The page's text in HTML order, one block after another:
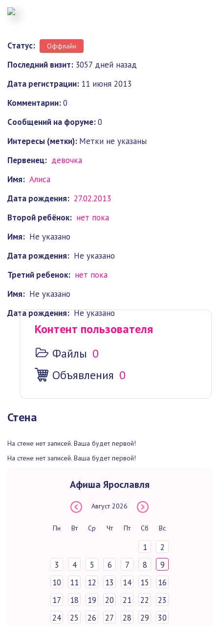
Статус: Оффлайн
Последний визит: 3057 дней назад
Дата регистрации: 11 июня 2013
Комментарии:0
Cообщений на форуме:0
Интересы (метки): Метки не указаны
Первенец: девочка
Имя: Алиса
Дата рождения: 27.02.2013
Второй ребёнок: нет пока
Имя: Не указано
Дата рождения: Не указано
Третий ребенок: нет пока
Имя: Не указано
Дата рождения: Не указано
Контент пользователя
Файлы 0
Объявления 0
Стена
На стене нет записей. Ваша будет первой!
На стене нет записей. Ваша будет первой!
Афиша Ярославля
Август 2026
Пн Вт Ср Чт Пт Сб Вс
1
2
3
4 5 6 7 8
9
10
11 12 13 14 15
16
17
18 19 20 21 22
23
24
25 26 27 28 29
30